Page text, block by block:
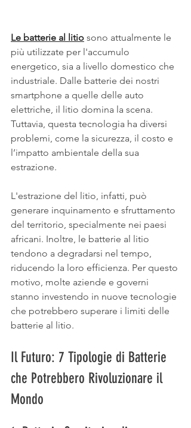
Le batterie al litio sono attualmente le
più utilizzate per l'accumulo
energetico, sia a livello domestico che
industriale. Dalle batterie dei nostri
smartphone a quelle delle auto
elettriche, il litio domina la scena.
Tuttavia, questa tecnologia ha diversi
problemi, come la sicurezza, il costo e
l’impatto ambientale della sua
estrazione.
L'estrazione del litio, infatti, può
generare inquinamento e sfruttamento
del territorio, specialmente nei paesi
africani. Inoltre, le batterie al litio
tendono a degradarsi nel tempo,
riducendo la loro efficienza. Per questo
motivo, molte aziende e governi
stanno investendo in nuove tecnologie
che potrebbero superare i limiti delle
batterie al litio.
Il Futuro: 7 Tipologie di Batterie
che Potrebbero Rivoluzionare il
Mondo